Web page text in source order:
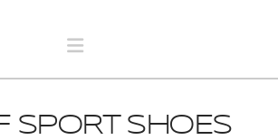
Navigation
SPORT SHOES